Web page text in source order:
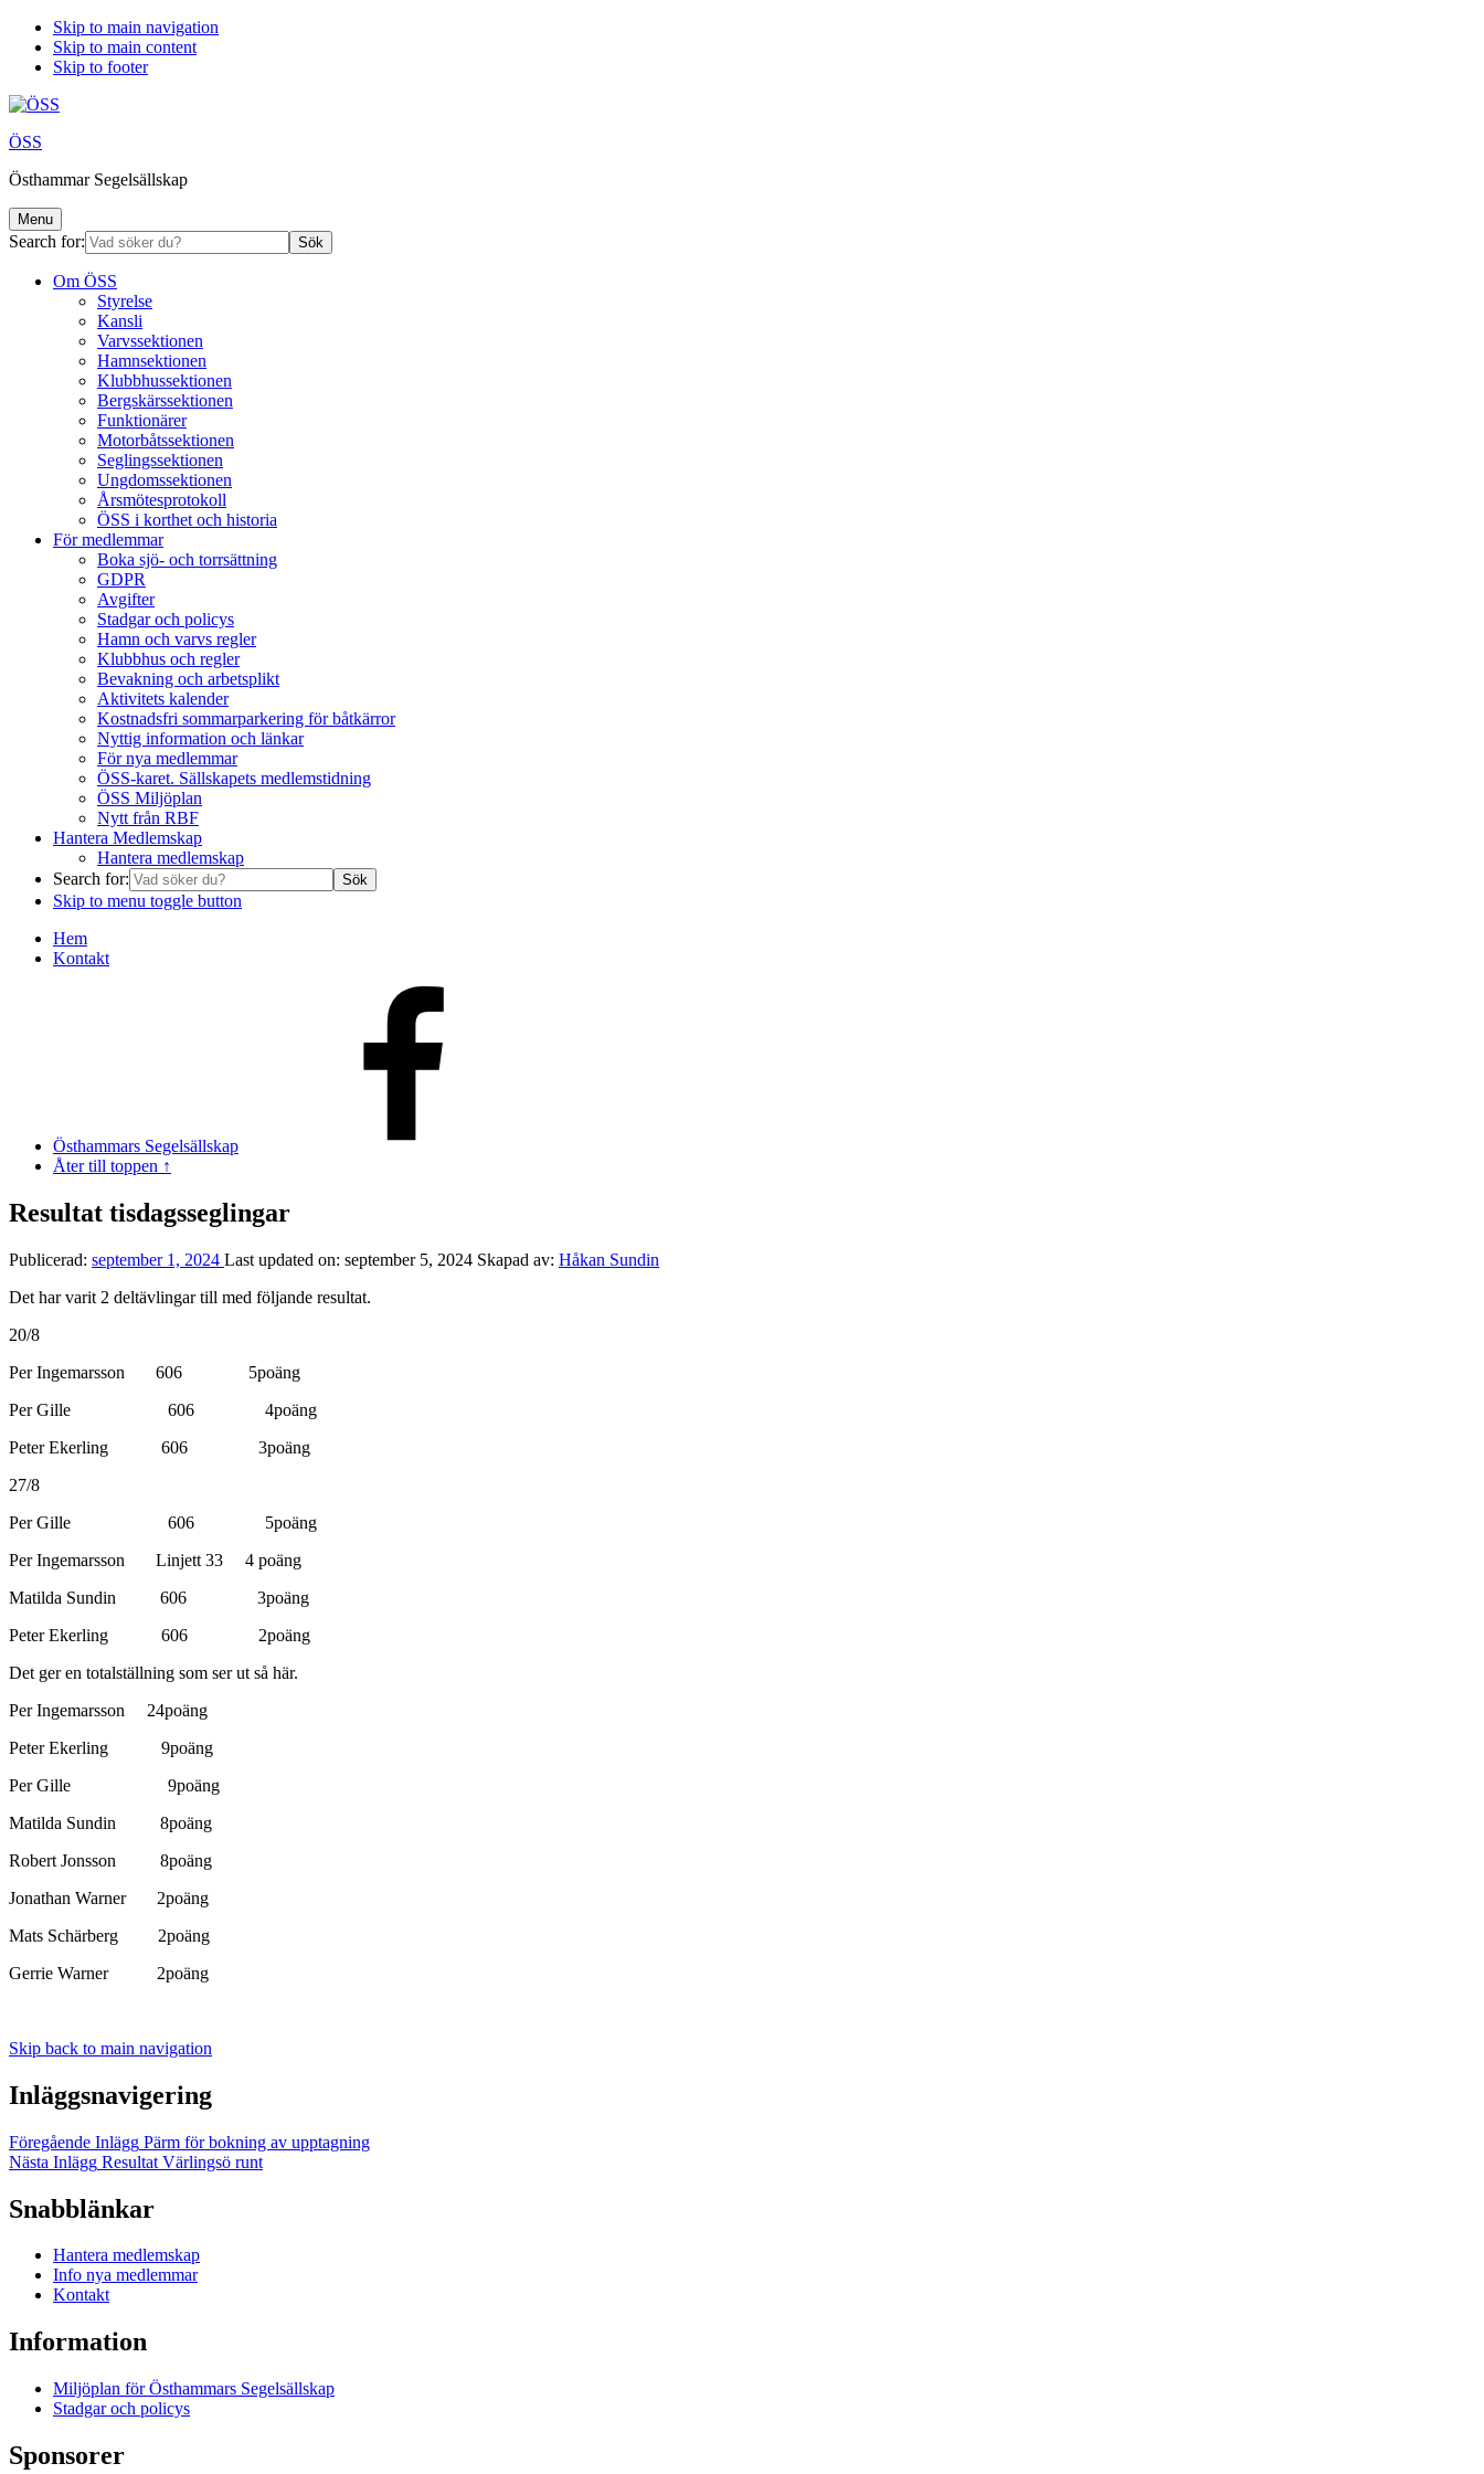
Skip to main navigation
Skip to main content
Skip to footer
ÖSS
Östhammar Segelsällskap
Menu
Search for:
Om ÖSS
Styrelse
Kansli
Varvssektionen
Hamnsektionen
Klubbhussektionen
Bergskärssektionen
Funktionärer
Motorbåtssektionen
Seglingssektionen
Ungdomssektionen
Årsmötesprotokoll
ÖSS i korthet och historia
För medlemmar
Boka sjö- och torrsättning
GDPR
Avgifter
Stadgar och policys
Hamn och varvs regler
Klubbhus och regler
Bevakning och arbetsplikt
Aktivitets kalender
Kostnadsfri sommarparkering för båtkärror
Nyttig information och länkar
För nya medlemmar
ÖSS-karet. Sällskapets medlemstidning
ÖSS Miljöplan
Nytt från RBF
Hantera Medlemskap
Hantera medlemskap
Search for:
Skip to menu toggle button
Hem
Kontakt
Östhammars Segelsällskap
Åter till toppen ↑
Resultat tisdagsseglingar
Publicerad: september 1, 2024 Last updated on: september 5, 2024 Skapad av: Håkan Sundin
Det har varit 2 deltävlingar till med följande resultat.
20/8
Per Ingemarsson 606 5poäng
Per Gille 606 4poäng
Peter Ekerling 606 3poäng
27/8
Per Gille 606 5poäng
Per Ingemarsson Linjett 33 4 poäng
Matilda Sundin 606 3poäng
Peter Ekerling 606 2poäng
Det ger en totalställning som ser ut så här.
Per Ingemarsson 24poäng
Peter Ekerling 9poäng
Per Gille 9poäng
Matilda Sundin 8poäng
Robert Jonsson 8poäng
Jonathan Warner 2poäng
Mats Schärberg 2poäng
Gerrie Warner 2poäng
Skip back to main navigation
Inläggsnavigering
Föregående Inlägg Pärm för bokning av upptagning
Nästa Inlägg Resultat Värlingsö runt
Snabblänkar
Hantera medlemskap
Info nya medlemmar
Kontakt
Information
Miljöplan för Östhammars Segelsällskap
Stadgar och policys
Sponsorer